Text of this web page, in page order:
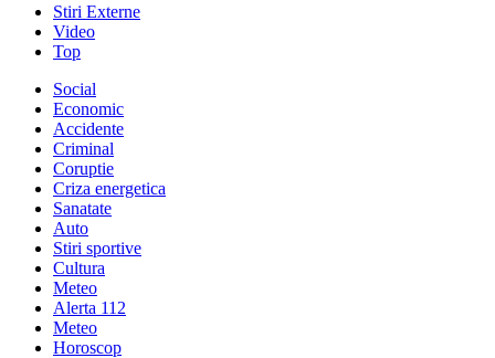
Stiri Externe
Video
Top
Social
Economic
Accidente
Criminal
Coruptie
Criza energetica
Sanatate
Auto
Stiri sportive
Cultura
Meteo
Alerta 112
Meteo
Horoscop